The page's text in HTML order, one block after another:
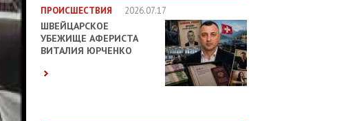
ПРОИСШЕСТВИЯ 2026.07.17
ШВЕЙЦАРСКОЕ
УБЕЖИЩЕ АФЕРИСТА
ВИТАЛИЯ ЮРЧЕНКО